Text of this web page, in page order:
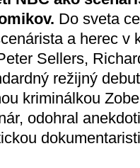
Do sveta
a herec v
Sellers,
režijný
kriminálkou
odohral